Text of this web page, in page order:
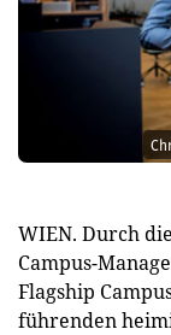
WIEN. Durch
Campus-
Flagship
führenden